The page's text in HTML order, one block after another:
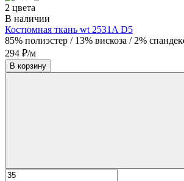
2 цвета
В наличии
Костюмная ткань wt 2531A D5
85% полиэстер / 13% вискоза / 2%
294 ₽/м
В корзину